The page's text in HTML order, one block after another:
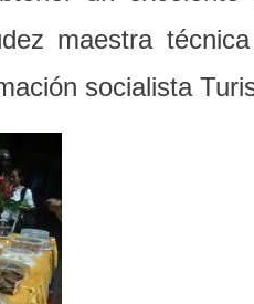
maestra
socialista